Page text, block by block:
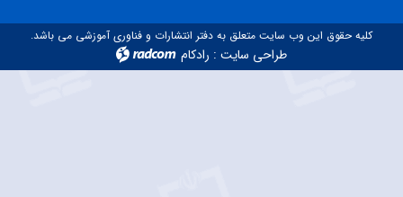
کلیه حقوق این وب سایت متعلق به دفتر انتشارات و فناوری آموزشی می باشد.
طراحی سایت : رادکام radcom